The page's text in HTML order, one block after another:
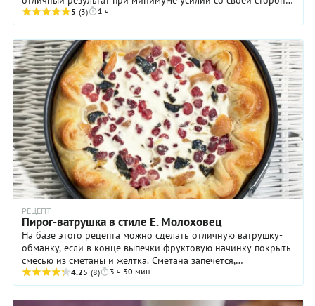
Ведь как бывает обычно в случае с ...
5 (3) 1 ч
РЕЦЕПТ
Пирог-ватрушка в стиле Е. Молоховец
На базе этого рецепта можно сделать отличную ватрушку-
обманку, если в конце выпечки фруктовую начинку покрыть
смесью из сметаны и желтка. Сметана запечется,
подрумянится, и будет полное ощущение, что ...
4.25 (8) 3 ч 30 мин